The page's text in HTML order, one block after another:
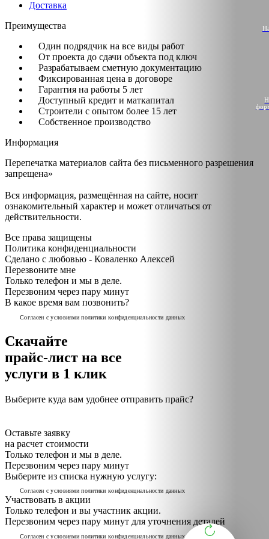
Доставка
Преимущества
Один подрядчик на все виды работ
От проекта до сдачи объекта под ключ
Разрабатываем сметную документацию
Фиксированная цена в договоре
Гарантия на работы 5 лет
Доступный кредит и маткапитал
Строители с опытом более 15 лет
Собственное производство
Информация
Перепечатка материалов сайта без письменного разрешения
запрещена»
Вся информация, размещённая на сайте, носит
ознакомительный характер и может отличаться от
действительности.
Все права защищены
Политика конфиденциальности
Сделано с любовью - Коваленко Алексей
Перезвоните мне
Только телефон и мы в деле.
Перезвоним через пару минут
В какое время вам позвонить?
Cогласен с условиямиполитики конфиденциальности данных
Скачайте
прайс-лист на все
услуги в 1 клик
Выберите куда вам удобнее отправить прайс?
Оставьте заявку
на расчет стоимости
Только телефон и мы в деле.
Перезвоним через пару минут
Выберите из списка нужную услугу:
Cогласен с условиямиполитики конфиденциальности данных
Участвовать в акции
Только телефон и вы участник акции.
Перезвоним через пару минут для уточнения деталей
Cогласен с условиямиполитики конфиденциальности данных